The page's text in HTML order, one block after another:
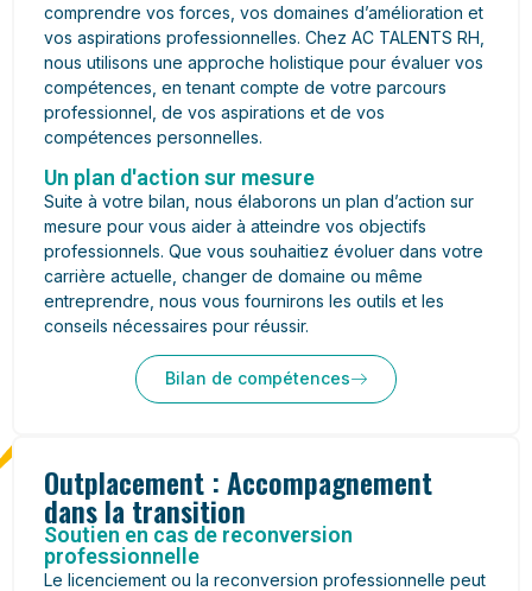
comprendre vos forces, vos domaines d’amélioration et
vos aspirations professionnelles. Chez AC TALENTS RH,
nous utilisons une approche holistique pour évaluer vos
compétences, en tenant compte de votre parcours
professionnel, de vos aspirations et de vos
compétences personnelles.
Un plan d'action sur mesure
Suite à votre bilan, nous élaborons un plan d’action sur
mesure pour vous aider à atteindre vos objectifs
professionnels. Que vous souhaitiez évoluer dans votre
carrière actuelle, changer de domaine ou même
entreprendre, nous vous fournirons les outils et les
conseils nécessaires pour réussir.
Bilan de compétences
Outplacement : Accompagnement
dans la transition
Soutien en cas de reconversion
professionnelle
Le licenciement ou la reconversion professionnelle peut